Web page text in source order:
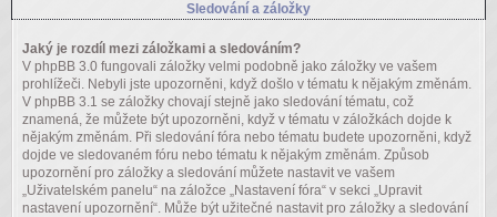
Sledování a záložky
Jaký je rozdíl mezi záložkami a sledováním?
V phpBB 3.0 fungovali záložky velmi podobně jako záložky ve vašem
prohlížeči. Nebyli jste upozorněni, když došlo v tématu k nějakým změnám.
V phpBB 3.1 se záložky chovají stejně jako sledování tématu, což
znamená, že můžete být upozorněni, když v tématu v záložkách dojde k
nějakým změnám. Při sledování fóra nebo tématu budete upozorněni, když
dojde ve sledovaném fóru nebo tématu k nějakým změnám. Způsob
upozornění pro záložky a sledování můžete nastavit ve vašem
„Uživatelském panelu“ na záložce „Nastavení fóra“ v sekci „Upravit
nastavení upozornění“. Může být užitečné nastavit pro záložky a sledování